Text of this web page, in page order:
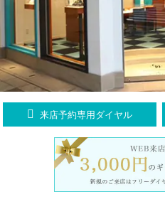
プロポーズアイテム
アニバーサリージュエリー
ダイヤモンドの品質
ダイヤモンド仕入れのこだわり
指輪の品質・特徴
シライシについて
ブランドコンセプト
お客様への想い
ブライダルリングへの想い
パイオニアの想い
サービス
シークレットストーン
レーザー刻印サービス
ナノジュエリーコート
ニュース・フェア
店舗のご案内
来店予約専用ダイヤル